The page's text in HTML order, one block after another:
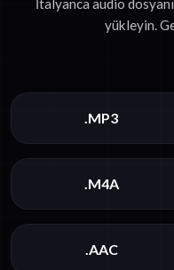
İtalyanca audio
yükleyin.
.MP3
.M4A
.AAC